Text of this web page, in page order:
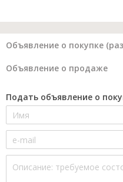
Объявление о покупке
Объявление о продаже
Подать объявление о